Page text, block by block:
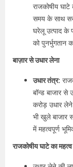
राजकोषीय
समय के साथ
घरेलू उत्पाद के
को पुनर्भुगतान
बाज़ार से उधार लेना
उधार तंत्र:
बॉन्ड बाजार
करोड़ उधार
भी खुले बाजार
में महत्वपूर्ण
राजकोषीय घाटे का महत्व